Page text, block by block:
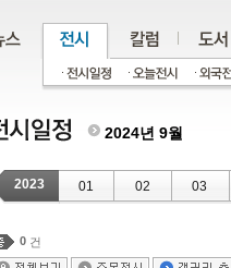
2024년 9월
2023 01 02 03
0 건